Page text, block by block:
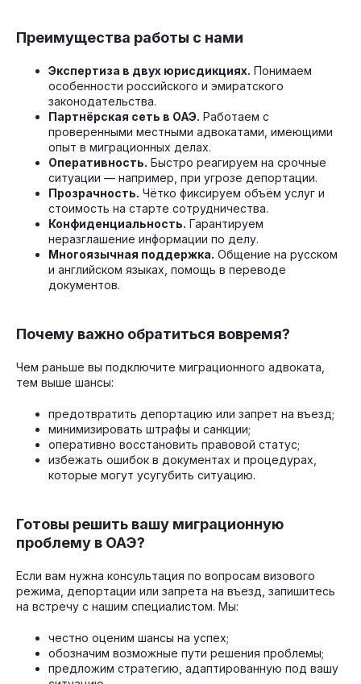
Преимущества работы с нами
Экспертиза в двух юрисдикциях. Понимаем
особенности российского и эмиратского
законодательства.
Партнёрская сеть в ОАЭ. Работаем с
проверенными местными адвокатами, имеющими
опыт в миграционных делах.
Оперативность. Быстро реагируем на срочные
ситуации — например, при угрозе депортации.
Прозрачность. Чётко фиксируем объём услуг и
стоимость на старте сотрудничества.
Конфиденциальность. Гарантируем
неразглашение информации по делу.
Многоязычная поддержка. Общение на русском
и английском языках, помощь в переводе
документов.
Почему важно обратиться вовремя?
Чем раньше вы подключите миграционного адвоката,
тем выше шансы:
предотвратить депортацию или запрет на въезд;
минимизировать штрафы и санкции;
оперативно восстановить правовой статус;
избежать ошибок в документах и процедурах,
которые могут усугубить ситуацию.
Готовы решить вашу миграционную
проблему в ОАЭ?
Если вам нужна консультация по вопросам визового
режима, депортации или запрета на въезд, запишитесь
на встречу с нашим специалистом. Мы:
честно оценим шансы на успех;
обозначим возможные пути решения проблемы;
предложим стратегию, адаптированную под вашу